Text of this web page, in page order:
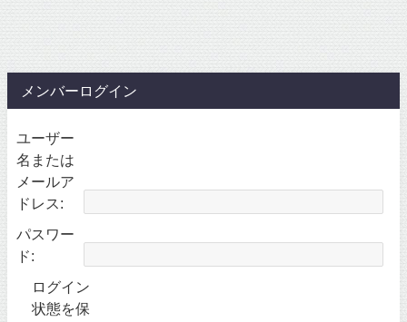
メンバーログイン
ユーザー
名または
メールア
ドレス:
パスワー
ド:
ログイン
状態を保